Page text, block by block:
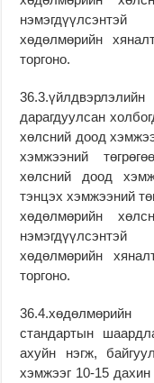
хөдөлмөрийн
торгоно.
дарагдуулсан
хөлсний доод
хэмжээний
хөлсний доод
тэнцэх хэмжээний
хөдөлмөрийн
хөдөлмөрийн
торгоно.
стандартын
ахуйн нэгж,
хэмжээг 10-15